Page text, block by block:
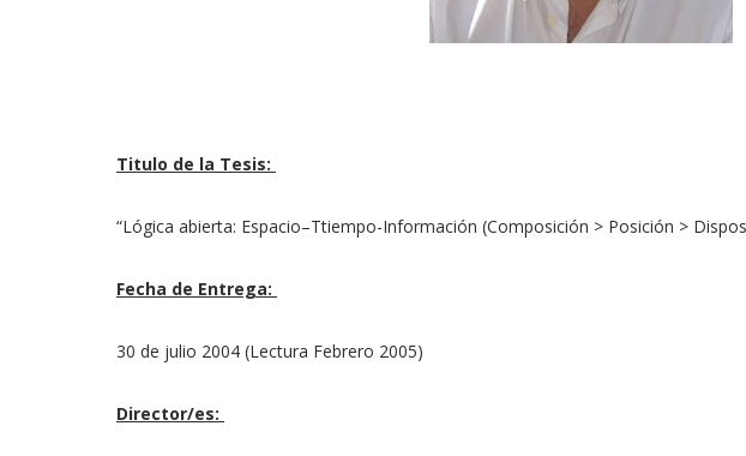
Titulo de la Tesis:
“Lógica abierta: Espacio–Ttiempo-Información (Composición > Posición >
Fecha de Entrega:
30 de julio 2004 (Lectura Febrero 2005)
Director/es: